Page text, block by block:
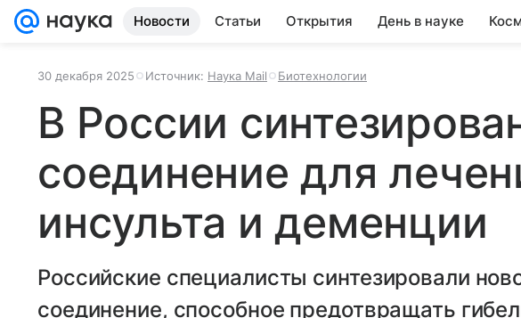
Новости Статьи Открытия День в науке
30 декабря 2025 Источник: Наука Mail Биотехнологии
В России
соединение для
инсульта и деменции
Российские специалисты синтезировали
соединение, способное предотвращать